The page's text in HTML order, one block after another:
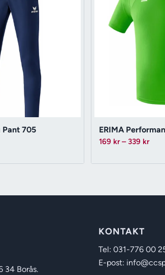
Pant 705 ERIMA
169 kr – 339 kr
till
34 Borås.
KONTAKT
Tel: 031-776 00
E-post: